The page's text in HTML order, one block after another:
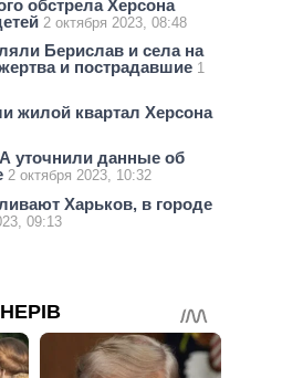
обстрела Херсона
2 октября 2023, 08:48
Берислав и села на
и пострадавшие 1
жилой квартал Херсона
уточнили данные об
2 октября 2023, 10:32
Харьков, в городе
09:13